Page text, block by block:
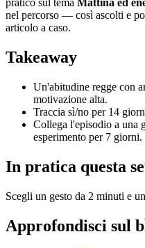
pratico sul tema Mattina ed
nel percorso — così ascolti e
articolo a caso.
Takeaway
Un'abitudine regge con
motivazione alta.
Traccia sì/no per 14
Collega l'episodio a una
esperimento per 7 giorni.
In pratica questa
Scegli un gesto da 2 minuti e
Approfondisci sul